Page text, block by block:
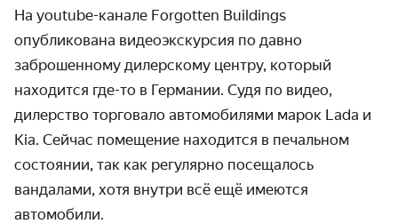
На youtube-канале Forgotten Buildings
опубликована видеоэкскурсия по давно
заброшенному дилерскому центру, который
находится где-то в Германии. Судя по видео,
дилерство торговало автомобилями марок Lada и
Kia. Сейчас помещение находится в печальном
состоянии, так как регулярно посещалось
вандалами, хотя внутри всё ещё имеются
автомобили.